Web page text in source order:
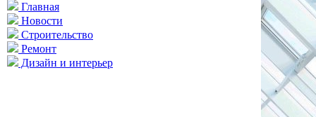
Главная
Новости
Строительство
Ремонт
Дизайн и интерьер